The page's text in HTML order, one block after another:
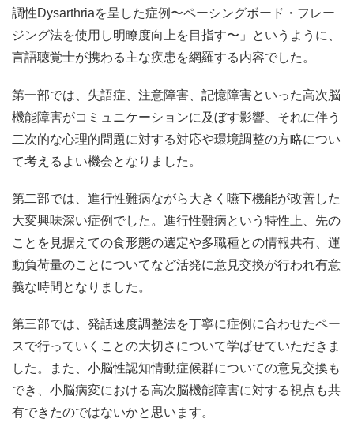
調性Dysarthriaを呈した症例〜ペーシングボード・フレー
ジング法を使用し明瞭度向上を目指す〜」というように、
言語聴覚士が携わる主な疾患を網羅する内容でした。
第一部では、失語症、注意障害、記憶障害といった高次脳
機能障害がコミュニケーションに及ぼす影響、それに伴う
二次的な心理的問題に対する対応や環境調整の方略につい
て考えるよい機会となりました。
第二部では、進行性難病ながら大きく嚥下機能が改善した
大変興味深い症例でした。進行性難病という特性上、先の
ことを見据えての食形態の選定や多職種との情報共有、運
動負荷量のことについてなど活発に意見交換が行われ有意
義な時間となりました。
第三部では、発話速度調整法を丁寧に症例に合わせたペー
スで行っていくことの大切さについて学ばせていただきま
した。また、小脳性認知情動症候群についての意見交換も
でき、小脳病変における高次脳機能障害に対する視点も共
有できたのではないかと思います。